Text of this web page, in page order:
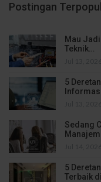
Postingan
Mau
Teknik…
5
Sedang
5
Terbaik